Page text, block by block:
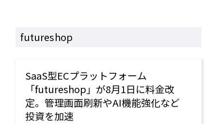
futureshop
SaaS型ECプラットフォーム
「futureshop」が8月1日に料金改
定。管理画面刷新やAI機能強化など
投資を加速